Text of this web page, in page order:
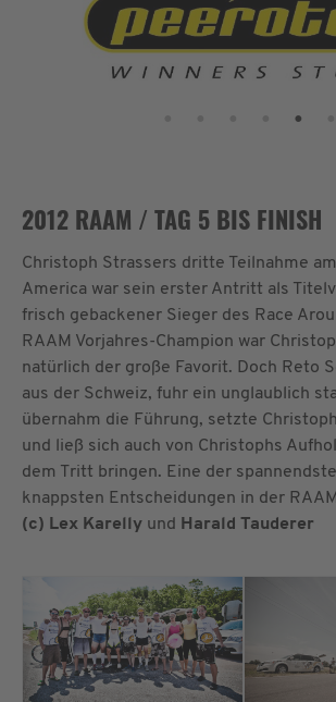
2012 RAAM / TAG 5 BIS FINISH
Christoph Strassers dritte Teilnahme
America war sein erster Antritt als
frisch gebackener Sieger des Race
RAAM Vorjahres-Champion war
natürlich der große Favorit. Doch Reto
aus der Schweiz, fuhr ein unglaublich
übernahm die Führung, setzte
und ließ sich auch von Christophs
dem Tritt bringen. Eine der
knappsten Entscheidungen in der
(c) Lex Karelly und Harald Tauderer